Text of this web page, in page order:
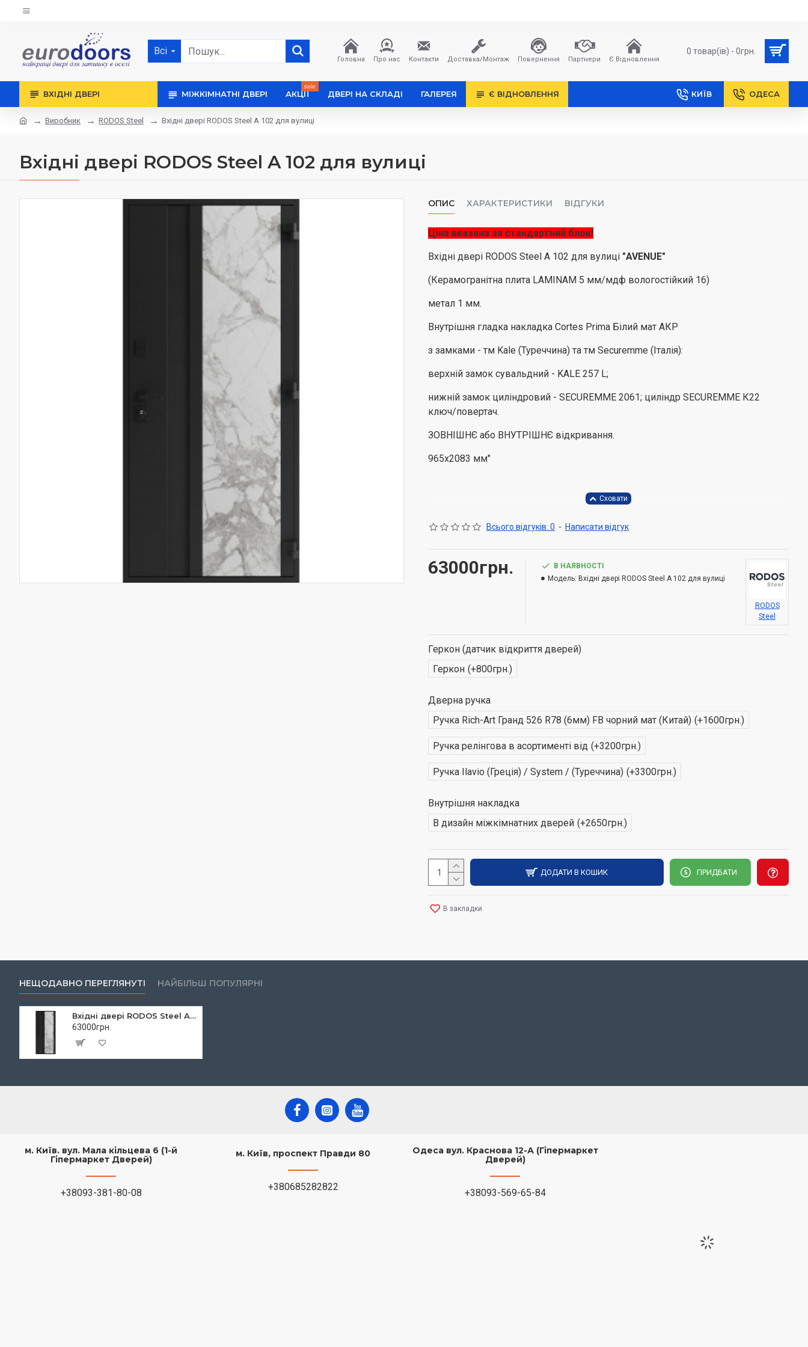
Всі
Головна Про нас Контакти Доставка/Монтаж Повернення Партнери Є Відновлення
0 товар(ів) - 0грн.
ВХІДНІ ДВЕРІ МІЖКІМНАТНІ ДВЕРІ АКЦІЇ
sale
ДВЕРІ НА СКЛАДІ ГАЛЕРЕЯ Є ВІДНОВЛЕННЯ КИЇВ ОДЕСА
Виробник RODOS Steel Вхідні двері RODOS Steel A 102 для вулиці
Вхідні двері RODOS Steel A 102 для вулиці
ОПИС ХАРАКТЕРИСТИКИ ВІДГУКИ
Ціна вказана за стандартний блок!
Вхідні двері RODOS Steel A 102 для вулиці "AVENUE"
(Керамогранітна плита LAMINAM 5 мм/мдф вологостійкий 16)
метал 1 мм.
Внутрішня гладка накладка Cortes Prima Білий мат АКР
з замками - тм Kale (Туреччина) та тм Securemme (Італія):
верхній замок сувальдний - KALE 257 L;
нижній замок циліндровий - SECUREMME 2061; циліндр SECUREMME К22
ключ/повертач.
ЗОВНІШНЄ або ВНУТРІШНЄ відкривання.
965х2083 мм"
Всього відгуків: 0 - Написати відгук
63000грн.
В НАЯВНОСТІ
Модель: Вхідні двері RODOS Steel A 102 для вулиці
RODOS
Steel
Геркон (датчик відкриття дверей)
Геркон (+800грн.)
Дверна ручка
Ручка Rich-Art Гранд 526 R78 (6мм) FB чорний мат (Китай) (+1600грн.)
Ручка релінгова в асортименті від (+3200грн.)
Ручка Ilavio (Греція) / System / (Туреччина) (+3300грн.)
Внутрішня накладка
В дизайн міжкімнатних дверей (+2650грн.)
ДОДАТИ В КОШИК ПРИДБАТИ
В закладки
НЕЩОДАВНО ПЕРЕГЛЯНУТІ НАЙБІЛЬШ ПОПУЛЯРНІ
Вхідні двері RODOS Steel A 102 для вулиці
63000грн.
м. Київ. вул. Мала кільцева 6 (1-й
Гіпермаркет Дверей)
+38093-381-80-08
м. Київ, проспект Правди 80
+380685282822
Одеса вул. Краснова 12-А (Гіпермаркет
Дверей)
+38093-569-65-84